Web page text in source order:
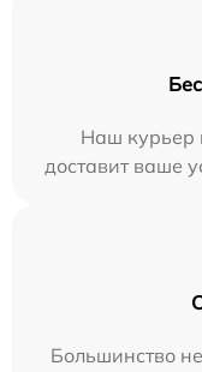
Наш курьер
доставит ваше
Большинство